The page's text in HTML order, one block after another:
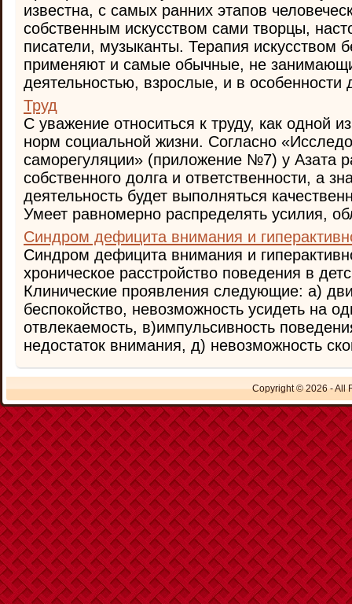
известна, с самых ранних этапов
собственным искусством сами творцы,
писатели, музыканты. Терапия искусством
применяют и самые обычные, не
деятельностью, взрослые, и в особенности
Труд
С уважение относиться к труду, как одной
норм социальной жизни. Согласно
саморегуляции» (приложение №7) у Азата
собственного долга и ответственности, а
деятельность будет выполняться
Умеет равномерно распределять усилия,
Синдром дефицита внимания и
Синдром дефицита внимания и
хроническое расстройство поведения в
Клинические проявления следующие: а)
беспокойство, невозможность усидеть на
отвлекаемость, в)импульсивность
недостаток внимания, д) невозможность
Copyright © 2026 - All